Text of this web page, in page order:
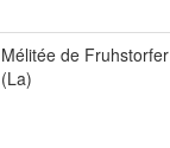
Mélitée de Fruhstorfer
(La)